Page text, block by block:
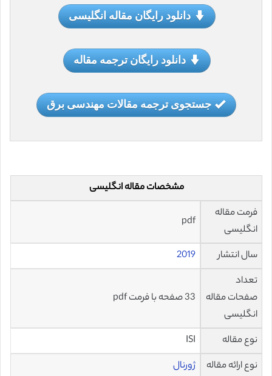
دانلود رایگان مقاله انگلیسی
دانلود رایگان ترجمه مقاله
جستجوی ترجمه مقالات مهندسی برق
مشخصات مقاله انگلیسی
فرمت مقاله
انگلیسی
pdf
سال انتشار
2019
تعداد
صفحات مقاله
انگلیسی
33 صفحه با فرمت pdf
نوع مقاله
ISI
نوع ارائه مقاله
ژورنال